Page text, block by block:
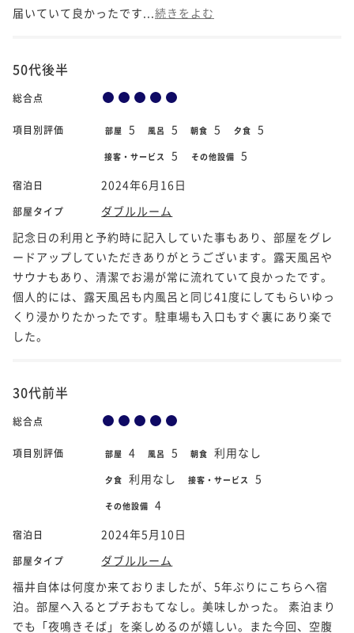
届いていて良かったです... 続きをよむ
50代後半
総合点
項目別評価 部屋 5 風呂 5 朝食 5 夕食 5
接客・サービス 5 その他設備 5
宿泊日 2024年6月16日
部屋タイプ
ダブルルーム
記念日の利用と予約時に記入していた事もあり、部屋をグレ
ードアップしていただきありがとうございます。露天風呂や
サウナもあり、清潔でお湯が常に流れていて良かったです。
個人的には、露天風呂も内風呂と同じ41度にしてもらいゆっ
くり浸かりたかったです。駐車場も入口もすぐ裏にあり楽で
した。
30代前半
総合点
項目別評価 部屋 4 風呂 5 朝食 利用なし
夕食 利用なし 接客・サービス 5
その他設備 4
宿泊日 2024年5月10日
部屋タイプ
ダブルルーム
福井自体は何度か来ておりましたが、5年ぶりにこちらへ宿
泊。部屋へ入るとプチおもてなし。美味しかった。 素泊まり
でも「夜鳴きそば」を楽しめるのが嬉しい。また今回、空腹